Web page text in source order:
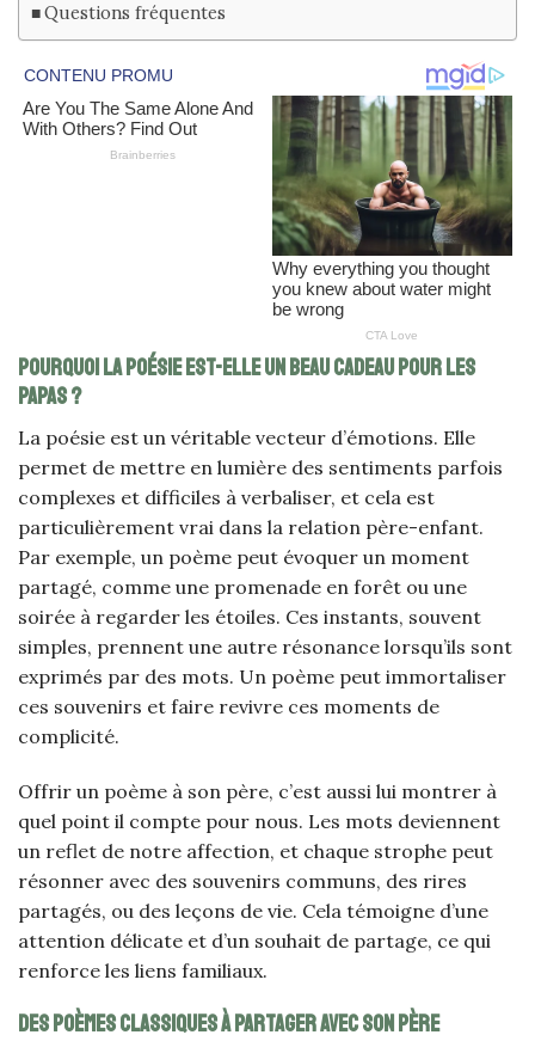
Questions fréquentes
Pourquoi la poésie est-elle un beau cadeau pour les
papas ?
La poésie est un véritable vecteur d’émotions. Elle
permet de mettre en lumière des sentiments parfois
complexes et difficiles à verbaliser, et cela est
particulièrement vrai dans la relation père-enfant.
Par exemple, un poème peut évoquer un moment
partagé, comme une promenade en forêt ou une
soirée à regarder les étoiles. Ces instants, souvent
simples, prennent une autre résonance lorsqu’ils sont
exprimés par des mots. Un poème peut immortaliser
ces souvenirs et faire revivre ces moments de
complicité.
Offrir un poème à son père, c’est aussi lui montrer à
quel point il compte pour nous. Les mots deviennent
un reflet de notre affection, et chaque strophe peut
résonner avec des souvenirs communs, des rires
partagés, ou des leçons de vie. Cela témoigne d’une
attention délicate et d’un souhait de partage, ce qui
renforce les liens familiaux.
Des poèmes classiques à partager avec son père